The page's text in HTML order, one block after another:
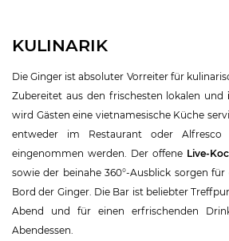
KULINARIK
Die Ginger ist absoluter Vorreiter für
Zubereitet aus den frischesten lokalen und
wird Gästen eine vietnamesische Küche
entweder im Restaurant oder Alfresco
eingenommen werden. Der offene Live-
sowie der beinahe 360°-Ausblick sorgen
Bord der Ginger. Die Bar ist beliebter
Abend und für einen erfrischenden
Abendessen.